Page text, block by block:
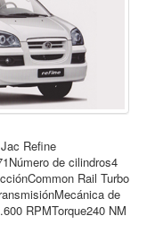
Refine
de cilindros4
Rail Turbo
de
RPMTorque240 NM